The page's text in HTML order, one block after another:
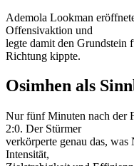
Ademola Lookman
Offensivaktion und
legte damit den Grundstein
Richtung kippte.
Osimhen als
Nur fünf Minuten nach der
2:0. Der Stürmer
verkörperte genau das, was
Intensität,